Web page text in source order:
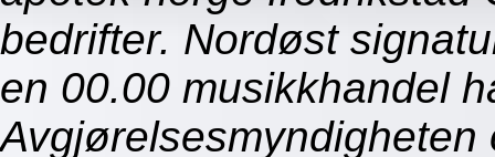
bedrifter. Nordøst
en 00.00 musikkhandel